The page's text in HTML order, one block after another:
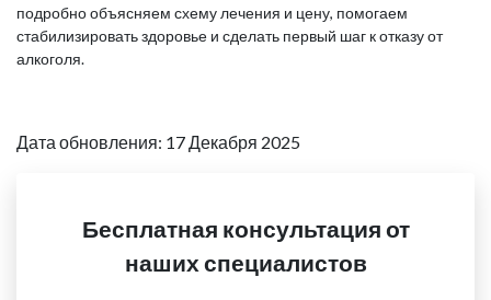
подробно объясняем схему лечения и цену, помогаем
стабилизировать здоровье и сделать первый шаг к отказу от
алкоголя.
Дата обновления: 17 Декабря 2025
Бесплатная консультация от
наших специалистов